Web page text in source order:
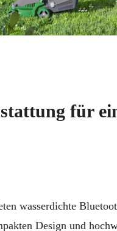
für
wasserdichte
Design und